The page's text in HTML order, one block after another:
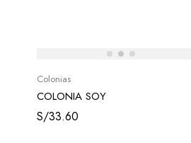
Colonias
COLONIA SOY
,COOL,LATINA,GLOW ,SEXI
S/33.60